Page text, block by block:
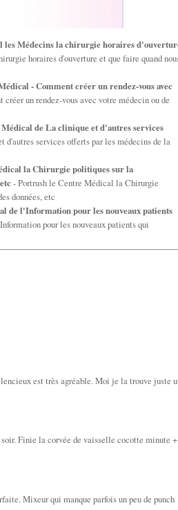
les Médecins la chirurgie horaires
horaires d'ouverture et que faire quand
- Comment créer un rendez-vous avec
un rendez-vous avec votre médecin ou de
de La clinique et d'autres services
services offerts par les médecins de la
la Chirurgie politiques sur la
- Portrush le Centre Médical la Chirurgie
données, etc
de l'Information pour les nouveaux patients
pour les nouveaux patients qui
est très agréable. Moi je la trouve juste
Finie la corvée de vaisselle cocotte minute +
Mixeur qui manque parfois un peu de punch